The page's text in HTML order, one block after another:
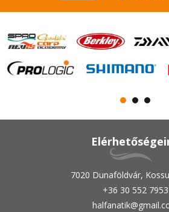
7020 Dunaföldvár,
+36 30 552 7953